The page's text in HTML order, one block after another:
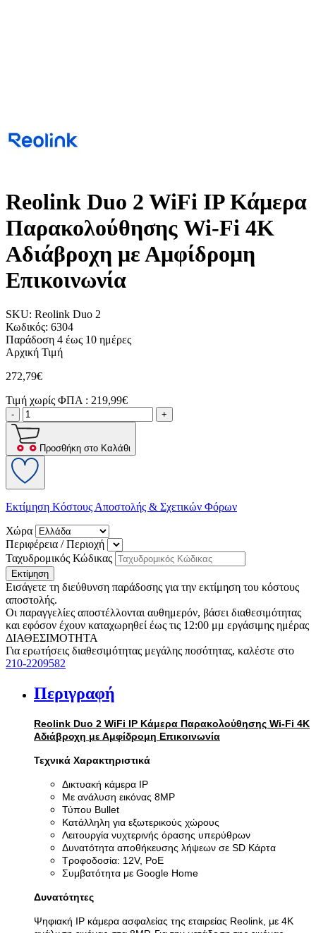
Reolink Duo 2 WiFi IP Κάμερα
Παρακολούθησης Wi-Fi 4K
Αδιάβροχη με Αμφίδρομη
Επικοινωνία
SKU: Reolink Duo 2
Κωδικός: 6304
Παράδοση 4 έως 10 ημέρες
Αρχική Τιμή
272,79€
Τιμή χωρίς ΦΠΑ : 219,99€
- +
Προσθήκη στο Καλάθι
Εκτίμηση Κόστους Αποστολής & Σχετικών Φόρων
Χώρα
Περιφέρεια / Περιοχή
Ταχυδρομικός Κώδικας
Εκτίμηση
Εισάγετε τη διεύθυνση παράδοσης για την εκτίμηση του κόστους
αποστολής.
Οι παραγγελίες αποστέλλονται αυθημερόν, βάσει διαθεσιμότητας
και εφόσον έχουν καταχωρηθεί έως τις 12:00 μμ εργάσιμης ημέρας
ΔΙΑΘΕΣΙΜΟΤΗΤΑ
Για ερωτήσεις διαθεσιμότητας μεγάλης ποσότητας, καλέστε στο
210-2209582
Περιγραφή
Reolink Duo 2 WiFi IP Κάμερα Παρακολούθησης Wi-Fi 4K
Αδιάβροχη με Αμφίδρομη Επικοινωνία
Τεχνικά Χαρακτηριστικά
Δικτυακή κάμερα IP
Με ανάλυση εικόνας 8MP
Τύπου Bullet
Κατάλληλη για εξωτερικούς χώρους
Λειτουργία νυχτερινής όρασης υπερύθρων
Δυνατότητα αποθήκευσης λήψεων σε SD Κάρτα
Τροφοδοσία: 12V, PoE
Συμβατότητα με Google Home
Δυνατότητες
Ψηφιακή IP κάμερα ασφαλείας της εταιρείας Reolink, με 4K